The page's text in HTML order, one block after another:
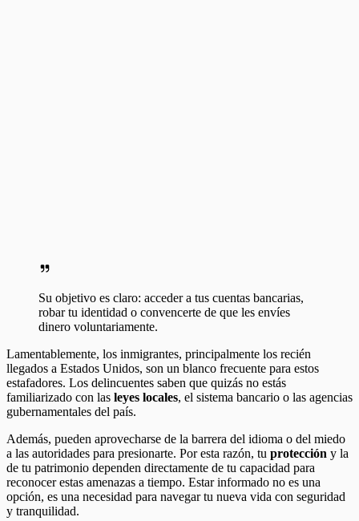
Su objetivo es claro: acceder a tus cuentas bancarias,
robar tu identidad o convencerte de que les envíes
dinero voluntariamente.
Lamentablemente, los inmigrantes, principalmente los recién
llegados a Estados Unidos, son un blanco frecuente para estos
estafadores. Los delincuentes saben que quizás no estás
familiarizado con las leyes locales, el sistema bancario o las agencias
gubernamentales del país.
Además, pueden aprovecharse de la barrera del idioma o del miedo
a las autoridades para presionarte. Por esta razón, tu protección y la
de tu patrimonio dependen directamente de tu capacidad para
reconocer estas amenazas a tiempo. Estar informado no es una
opción, es una necesidad para navegar tu nueva vida con seguridad
y tranquilidad.